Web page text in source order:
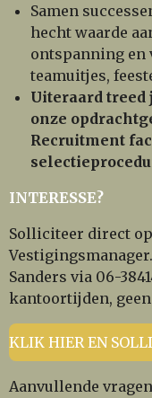
Samen
hecht waarde
ontspanning en
teamuitjes,
Uiteraard treed
onze
Recruitment
INTERESSE?
Solliciteer direct
Sanders via 06-
kantoortijden,
KLIK HIER EN
Aanvullende